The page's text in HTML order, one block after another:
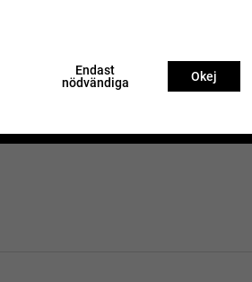
Endast
nödvändiga
Okej